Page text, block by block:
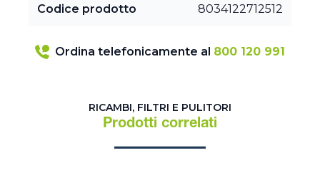
Codice prodotto 8034122712512
Ordina telefonicamente al 800 120 991
RICAMBI, FILTRI E PULITORI
Prodotti correlati